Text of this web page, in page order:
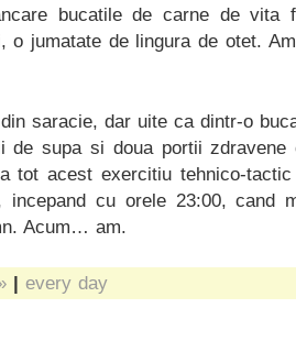
bucatile de carne de
o jumatate de lingura de otet.
saracie, dar uite ca dintr-o
de supa si doua portii
tot acest exercitiu tehnico-
incepand cu orele 23:00, cand
Acum… am.
| every day